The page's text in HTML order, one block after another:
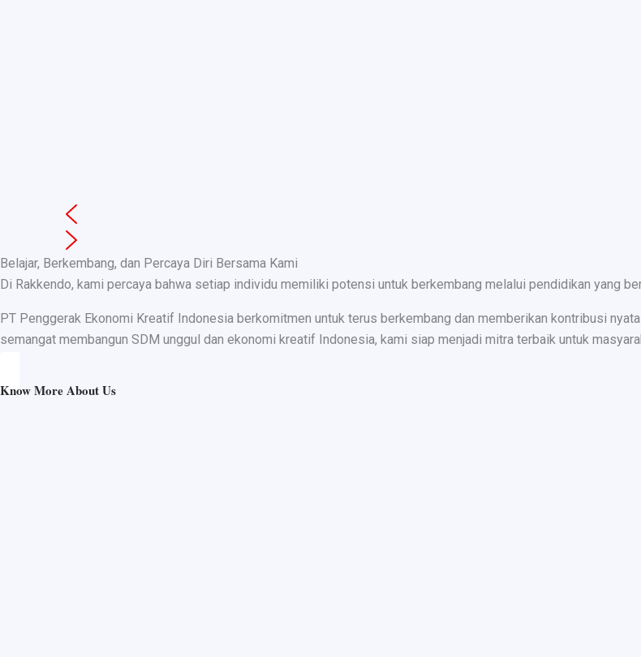
Belajar, Berkembang, dan Percaya Diri Bersama Kami
Di Rakkendo, kami percaya bahwa setiap individu memiliki potensi untuk berkembang melalui pendidikan yang
PT Penggerak Ekonomi Kreatif Indonesia berkomitmen untuk terus berkembang dan memberikan kontribusi
semangat membangun SDM unggul dan ekonomi kreatif Indonesia, kami siap menjadi mitra terbaik untuk
Know More About Us